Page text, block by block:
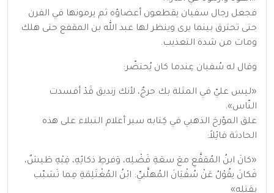
فجعل رجال سفيان يقطعون أعضاؤه ثم يرمونها في الفرن
حتى تحترق بينما يرى وينظر لها عبد الله بن المقفع حتى هلك
ومات من شدة التعذيب.
وقال له سُفيان عِندما كان يُحتضّر:
«ليس عليّ في المثلة بك حرجٌ، لأنك زنديق قَدْ أفسدت
النّاس».
علق المؤرخ الذهبي في كِتابه سير أعلام النبلاء على هذه
الحادثة قائِلاً:
«كانَ ابنُ المُقفَّعِ معَ سعَةِ فَضْلِه، وَفرطِ ذكائِهِ، فِيْهِ طَيشٌ،
فَكانَ يقُوْلُ عَنْ سُفْيَانَ المُهلَّبيِّ: ابْنُ المُغْتَلِمَةِ مِما تَسَبّب
بقتلِه»